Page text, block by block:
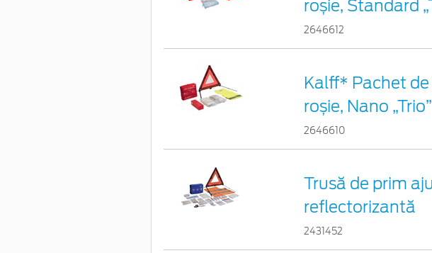
roșie, Standard
2646612
Kalff* Pachet
roșie, Nano „Trio”
2646610
Trusă de prim
reflectorizantă
2431452